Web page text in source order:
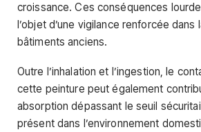
croissance. Ces conséquences
l’objet d’une vigilance renforcée dans
bâtiments anciens.
Outre l’inhalation et l’ingestion, le
cette peinture peut également
absorption dépassant le seuil
présent dans l’environnement